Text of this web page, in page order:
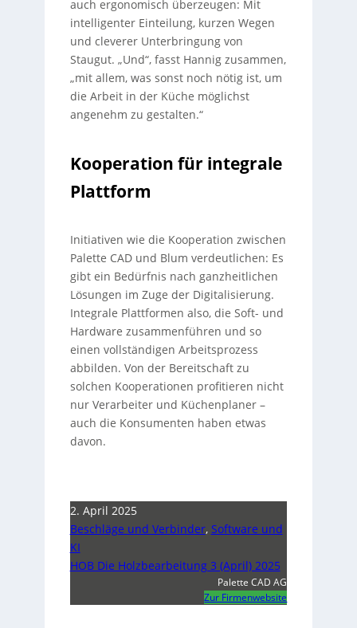
auch ergonomisch überzeugen: Mit
intelligenter Einteilung, kurzen Wegen
und cleverer Unterbringung von
Staugut. „Und“, fasst Hannig zusammen,
„mit allem, was sonst noch nötig ist, um
die Arbeit in der Küche möglichst
angenehm zu gestalten.“
Kooperation für integrale
Plattform
Initiativen wie die Kooperation zwischen
Palette CAD und Blum verdeutlichen: Es
gibt ein Bedürfnis nach ganzheitlichen
Lösungen im Zuge der Digitalisierung.
Integrale Plattformen also, die Soft- und
Hardware zusammenführen und so
einen vollständigen Arbeitsprozess
abbilden. Von der Bereitschaft zu
solchen Kooperationen profitieren nicht
nur Verarbeiter und Küchenplaner –
auch die Konsumenten haben etwas
davon.
2. April 2025
Beschläge und Verbinder, Software und
KI
HOB Die Holzbearbeitung 3 (April) 2025
Palette CAD AG
Zur Firmenwebsite